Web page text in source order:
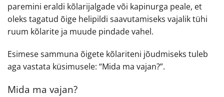
paremini eraldi kõlarijalgade või kapinurga peale, et
oleks tagatud õige helipildi saavutamiseks vajalik tühi
ruum kõlarite ja muude pindade vahel.
Esimese sammuna õigete kõlariteni jõudmiseks tuleb
aga vastata küsimusele: “Mida ma vajan?”.
Mida ma vajan?